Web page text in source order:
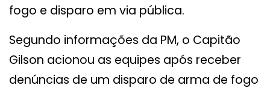
fogo e disparo em via pública.
Segundo informações da PM, o Capitão
Gilson acionou as equipes após receber
denúncias de um disparo de arma de fogo